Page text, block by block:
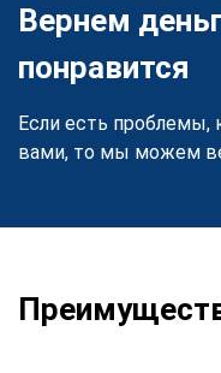
Вернем
понравится
Если есть
вами, то мы можем